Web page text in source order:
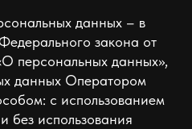
данных – в
закона от
персональных данных»,
данных Оператором
с использованием
без использования